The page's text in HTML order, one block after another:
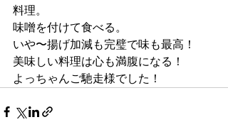
料理。
味噌を付けて食べる。
いや〜揚げ加減も完璧で味も最高！
美味しい料理は心も満腹になる！
よっちゃんご馳走様でした！